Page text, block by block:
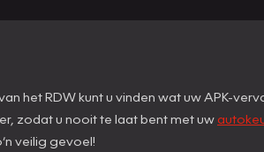
het RDW kunt u vinden wat uw APK-
zodat u nooit te laat bent met uw
veilig gevoel!